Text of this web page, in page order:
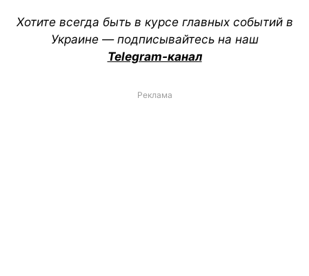
Хотите всегда быть в курсе главных событий в
Украине — подписывайтесь на наш
Telegram-канал
Реклама